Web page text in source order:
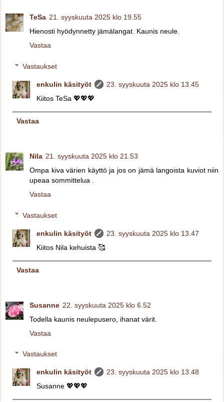
TeSa 21. syyskuuta 2025 klo 19.55
Hienosti hyödynnetty jämälangat. Kaunis neule.
Vastaa
Vastaukset
enkulin käsityöt
23. syyskuuta 2025 klo 13.45
Kiitos TeSa 💖💖💖
Vastaa
Nila 21. syyskuuta 2025 klo 21.53
Ompa kiva värien käyttö ja jos on jämä langoista kuviot niin
upeaa sommittelua .
Vastaa
Vastaukset
enkulin käsityöt
23. syyskuuta 2025 klo 13.47
Kiitos Nila kehuista 🥰
Vastaa
Susanne 22. syyskuuta 2025 klo 6.52
Todella kaunis neulepusero, ihanat värit.
Vastaa
Vastaukset
enkulin käsityöt
23. syyskuuta 2025 klo 13.48
Susanne 💖💖💖